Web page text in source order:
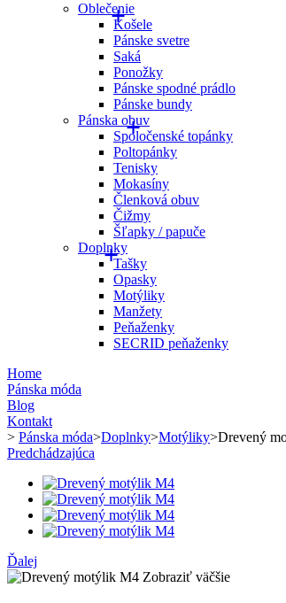
Oblečenie
Košele
Pánske svetre
Saká
Ponožky
Pánske spodné prádlo
Pánske bundy
Pánska obuv
Spoločenské topánky
Poltopánky
Tenisky
Mokasíny
Členková obuv
Čižmy
Šľapky / papuče
Doplnky
Tašky
Opasky
Motýliky
Manžety
Peňaženky
SECRID peňaženky
Home
Pánska móda
Blog
Kontakt
> Pánska móda>Doplnky>Motýliky>Drevený
Predchádzajúca
Ďalej
Zobraziť väčšie